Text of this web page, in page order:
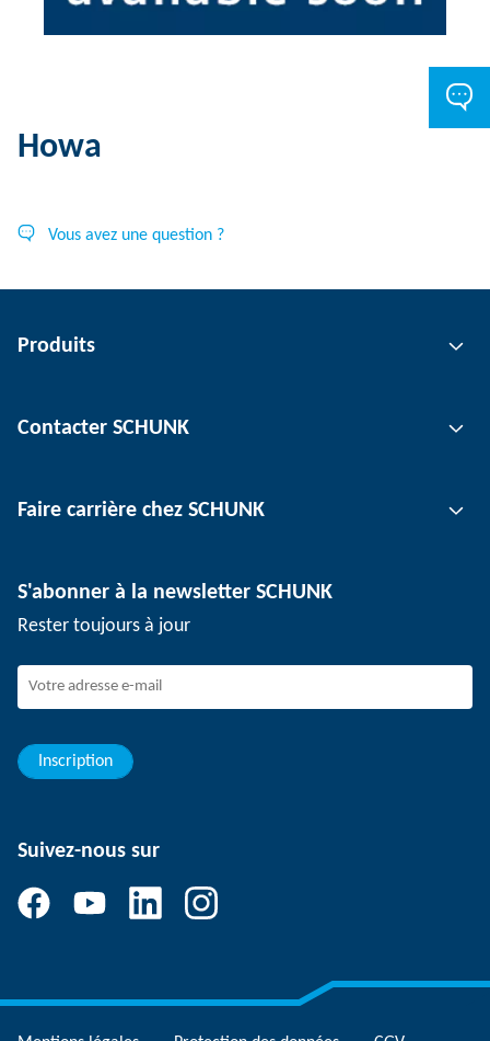
Howa
Vous avez une question ?
Produits
Technologie d'automatisation
Technologie de serrage de pièce
Contacter SCHUNK
Sites
Événements
Faire carrière chez SCHUNK
SCHUNK en tant qu'employeur
Rejoindre SCHUNK
Vos avantages
S'abonner à la newsletter SCHUNK
Rester toujours à jour
Inscription
Suivez-nous sur